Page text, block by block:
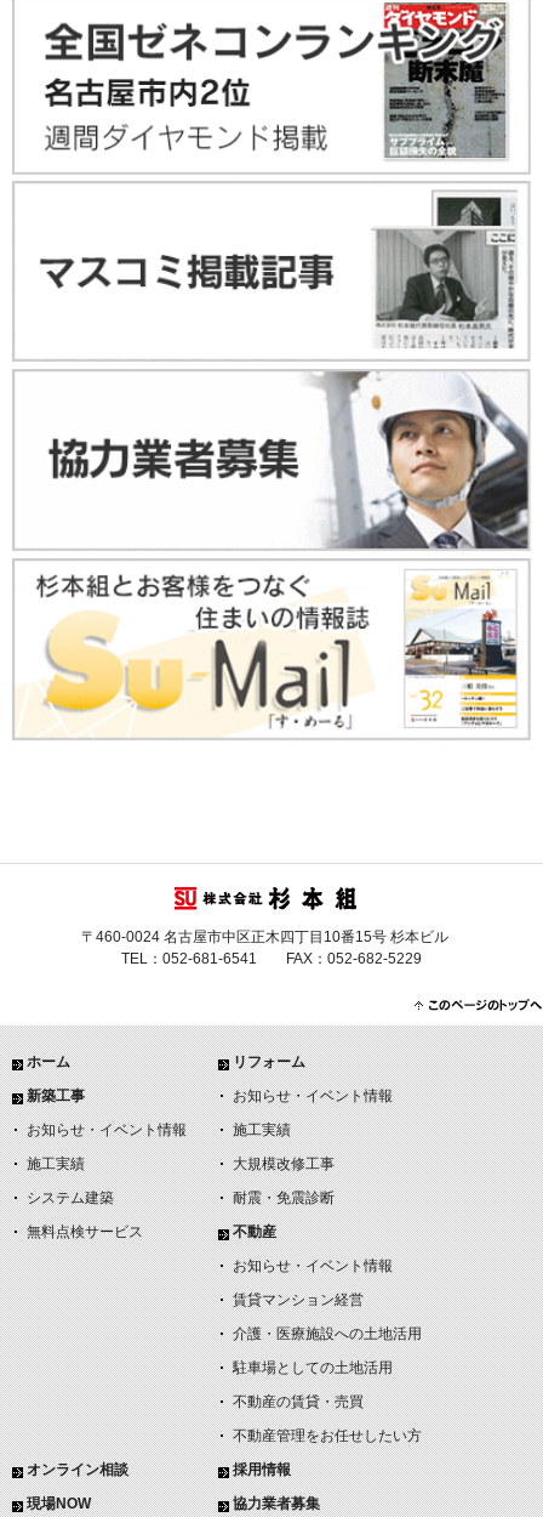
〒460-0024 名古屋市中区正木四丁目10番15号 杉本ビル
TEL：052-681-6541 FAX：052-682-5229
ホーム
新築工事
お知らせ・イベント情報
施工実績
システム建築
無料点検サービス
リフォーム
お知らせ・イベント情報
施工実績
大規模改修工事
耐震・免震診断
不動産
お知らせ・イベント情報
賃貸マンション経営
介護・医療施設への土地活用
駐車場としての土地活用
不動産の賃貸・売買
不動産管理をお任せしたい方
オンライン相談
現場NOW
採用情報
協力業者募集